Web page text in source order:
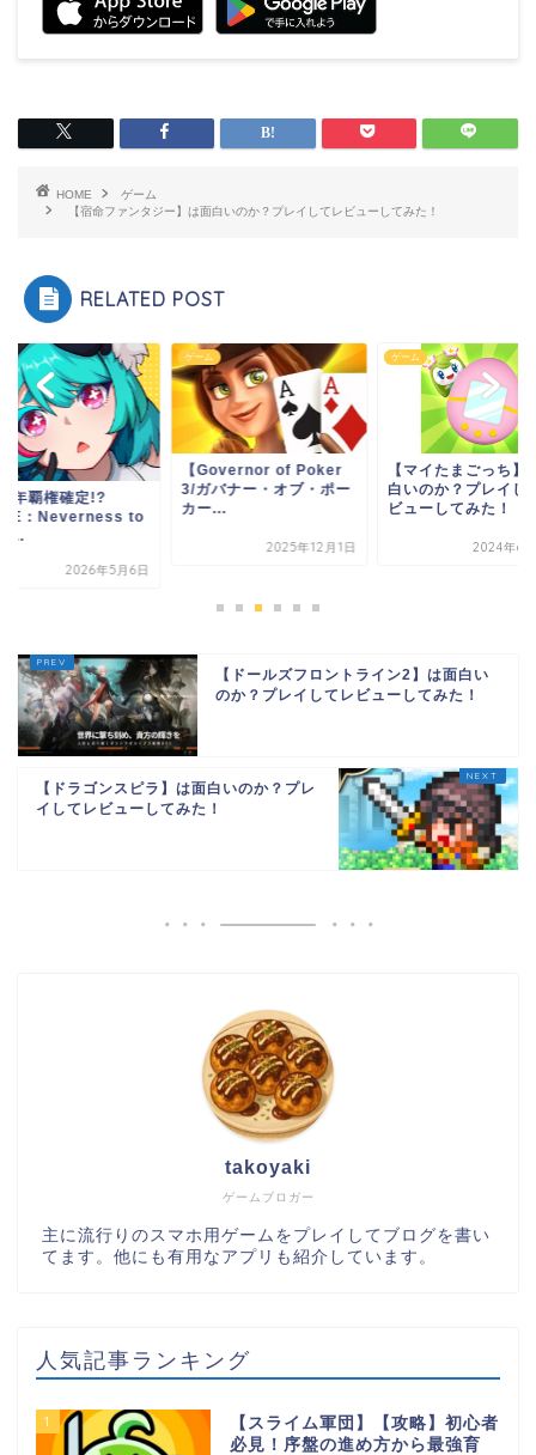
HOME
ゲーム
【宿命ファンタジー】は面白いのか？プレイしてレビューしてみた！
RELATED POST
年覇権確定!?
：Neverness to
2026年5月6日
ゲーム
【Governor of Poker
3/ガバナー・オブ・ポー
カー...
2025年12月1日
ゲーム
【マイたまごっち】
白いのか？プレイし
ビューしてみた！
2024年6
【ドールズフロントライン2】は面白い
のか？プレイしてレビューしてみた！
【ドラゴンスピラ】は面白いのか？プレ
イしてレビューしてみた！
ゲームブロガー
takoyaki
主に流行りのスマホ用ゲームをプレイしてブログを書い
てます。他にも有用なアプリも紹介しています。
人気記事ランキング
1
【スライム軍団】【攻略】初心者
必見！序盤の進め方から最強育